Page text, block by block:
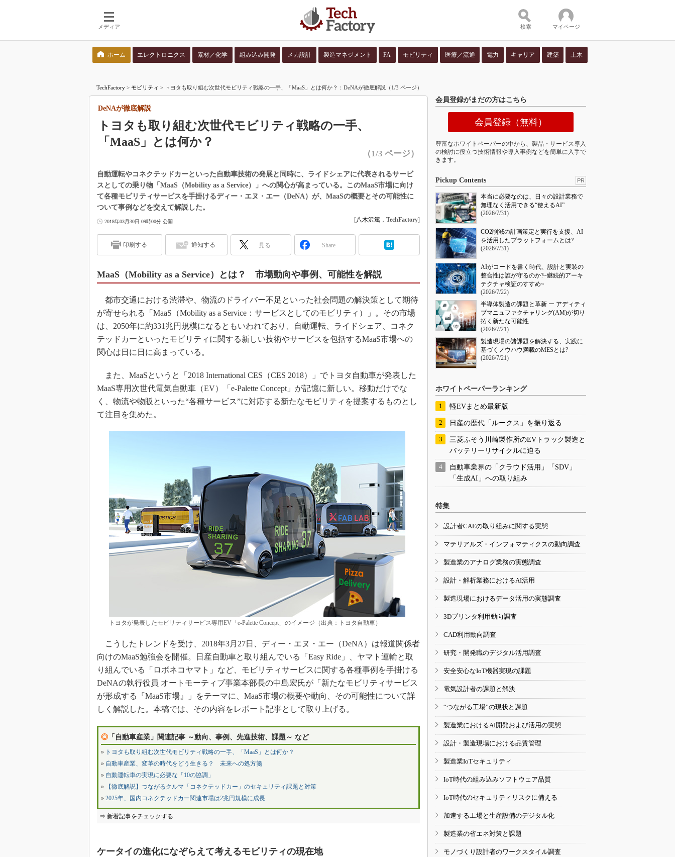
メディア 検索 マイページ
ホーム エレクトロニクス 素材／化学 組み込み開発 メカ設計 製造マネジメント FA モビリティ 医療／流通 電力 キャリア 建築 土木
TechFactory > モビリティ > トヨタも取り組む次世代モビリティ戦略の一手、「MaaS」とは何か？：DeNAが徹底解説（1/3 ページ）
トヨタも取り組む次世代モビリティ戦略の一手、
「MaaS」とは何か？
DeNAが徹底解説
（1/3 ページ）
自動運転やコネクテッドカーといった自動車技術の発展と同時に、ライドシェアに代表されるサービ
スとしての乗り物「MaaS（Mobility as a Service）」への関心が高まっている。このMaaS市場に向け
て各種モビリティサービスを手掛けるディー・エヌ・エー（DeNA）が、MaaSの概要とその可能性に
ついて事例などを交えて解説した。
2018年03月30日 09時00分 公開 [八木沢篤 ， TechFactory]
印刷する 通知する 見る Share
MaaS（Mobility as a Service）とは？ 市場動向や事例、可能性を解説
都市交通における渋滞や、物流のドライバー不足といった社会問題の解決策として期待
が寄せられる「MaaS（Mobility as a Service：サービスとしてのモビリティ）」。その市場
は、2050年に約331兆円規模になるともいわれており、自動運転、ライドシェア、コネク
テッドカーといったモビリティに関する新しい技術やサービスを包括するMaaS市場への
関心は日に日に高まっている。
また、MaaSというと「2018 International CES（CES 2018）」でトヨタ自動車が発表した
MaaS専用次世代電気自動車（EV）「e-Palette Concept」が記憶に新しい。移動だけでな
く、物流や物販といった“各種サービス”に対応する新たなモビリティを提案するものとし
て注目を集めた。
トヨタが発表したモビリティサービス専用EV「e-Palette Concept」のイメージ（出典：トヨタ自動車）
こうしたトレンドを受け、2018年3月27日、ディー・エヌ・エー（DeNA）は報道関係者
向けのMaaS勉強会を開催。日産自動車と取り組んでいる「Easy Ride」、ヤマト運輸と取
り組んでいる「ロボネコヤマト」など、モビリティサービスに関する各種事例を手掛ける
DeNAの執行役員 オートモーティブ事業本部長の中島宏氏が「新たなモビリティサービス
が形成する『MaaS市場』」をテーマに、MaaS市場の概要や動向、その可能性について詳
しく解説した。本稿では、その内容をレポート記事として取り上げる。
◎ 「自動車産業」関連記事 ～動向、事例、先進技術、課題～ など
» トヨタも取り組む次世代モビリティ戦略の一手、「MaaS」とは何か？
» 自動車産業、変革の時代をどう生きる？ 未来への処方箋
» 自動運転車の実現に必要な「10の協調」
»
【徹底解説】つながるクルマ「コネクテッドカー」のセキュリティ課題と対策
» 2025年、国内コネクテッドカー関連市場は2兆円規模に成長
⇒ 新着記事をチェックする
ケータイの進化になぞらえて考えるモビリティの現在地
会員登録がまだの方はこちら
会員登録（無料）
豊富なホワイトペーパーの中から、製品・サービス導入
の検討に役立つ技術情報や導入事例などを簡単に入手で
きます。
Pickup Contents PR
本当に必要なのは、日々の設計業務で
無理なく活用できる“使えるAI”
(2026/7/31)
CO2削減の計画策定と実行を支援、AI
を活用したプラットフォームとは?
(2026/7/31)
AIがコードを書く時代、設計と実装の
整合性は誰が守るのか?~継続的アーキ
テクチャ検証のすすめ~
(2026/7/22)
半導体製造の課題と革新 ー アディティ
ブマニュファクチャリング(AM)が切り
拓く新たな可能性
(2026/7/21)
製造現場の諸課題を解決する、実践に
基づくノウハウ満載のMESとは?
(2026/7/21)
ホワイトペーパーランキング
軽EVまとめ最新版
日産の歴代「ルークス」を振り返る
三菱ふそう川崎製作所のEVトラック製造と
バッテリーリサイクルに迫る
自動車業界の「クラウド活用」「SDV」
「生成AI」への取り組み
特集
設計者CAEの取り組みに関する実態
マテリアルズ・インフォマティクスの動向調査
製造業のアナログ業務の実態調査
設計・解析業務におけるAI活用
製造現場におけるデータ活用の実態調査
3Dプリンタ利用動向調査
CAD利用動向調査
研究・開発職のデジタル活用調査
安全安心なIoT機器実現の課題
電気設計者の課題と解決
“つながる工場”の現状と課題
製造業におけるAI開発および活用の実態
設計・製造現場における品質管理
製造業IoTセキュリティ
IoT時代の組み込みソフトウェア品質
IoT時代のセキュリティリスクに備える
加速する工場と生産設備のデジタル化
製造業の省エネ対策と課題
モノづくり設計者のワークスタイル調査